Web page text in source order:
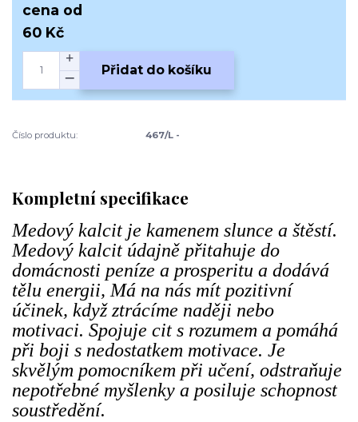
cena od
60 Kč
Přidat do košíku
Číslo produktu: 467/L -
Kompletní specifikace
Medový kalcit je kamenem slunce a štěstí.
Medový kalcit údajně přitahuje do
domácnosti peníze a prosperitu a dodává
tělu energii, Má na nás mít pozitivní
účinek, když ztrácíme naději nebo
motivaci. Spojuje cit s rozumem a pomáhá
při boji s nedostatkem motivace. Je
skvělým pomocníkem při učení, odstraňuje
nepotřebné myšlenky a posiluje schopnost
soustředění.